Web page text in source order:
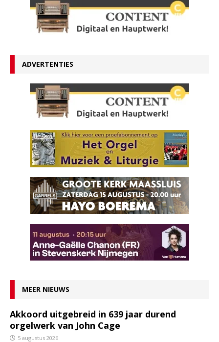
ADVERTENTIES
MEER NIEUWS
Akkoord uitgebreid in 639 jaar durend
orgelwerk van John Cage
5 augustus 2026